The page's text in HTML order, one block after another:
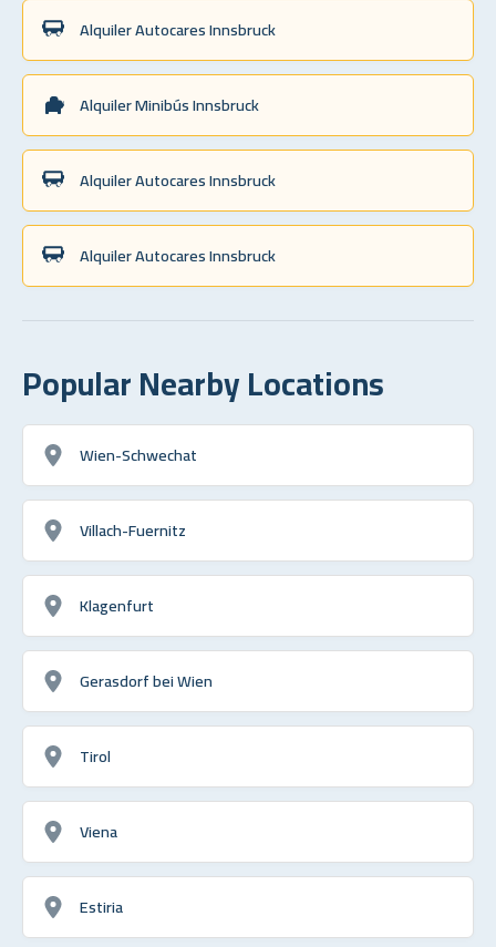
Alquiler Autocares Innsbruck
Alquiler Minibús Innsbruck
Alquiler Autocares Innsbruck
Alquiler Autocares Innsbruck
Popular Nearby Locations
Wien-Schwechat
Villach-Fuernitz
Klagenfurt
Gerasdorf bei Wien
Tirol
Viena
Estiria